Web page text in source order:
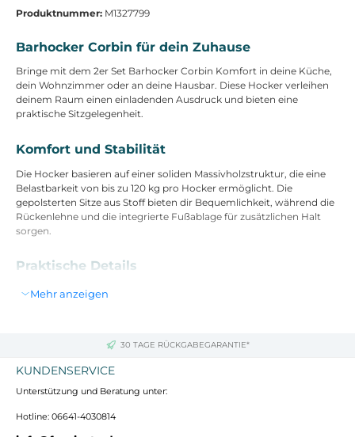
Produktnummer: M1327799
Barhocker Corbin für dein Zuhause
Bringe mit dem 2er Set Barhocker Corbin Komfort in deine Küche,
dein Wohnzimmer oder an deine Hausbar. Diese Hocker verleihen
deinem Raum einen einladenden Ausdruck und bieten eine
praktische Sitzgelegenheit.
Komfort und Stabilität
Die Hocker basieren auf einer soliden Massivholzstruktur, die eine
Belastbarkeit von bis zu 120 kg pro Hocker ermöglicht. Die
gepolsterten Sitze aus Stoff bieten dir Bequemlichkeit, während die
Rückenlehne und die integrierte Fußablage für zusätzlichen Halt
sorgen.
Praktische Details
Damit dein Boden geschützt bleibt, sind die Hocker mit
Technische Daten
Maße: 99 cm (Höhe) x 38 cm (Breite) x 44 cm (Tiefe)
Farbe: taupe
Mehr anzeigen
30 TAGE RÜCKGABEGARANTIE*
KUNDENSERVICE
Unterstützung und Beratung unter:
Hotline: 06641-4030814